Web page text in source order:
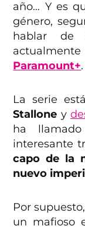
año… Y es
género,
hablar de
Paramount+.
La serie
Stallone y
ha
interesante
capo de la
nuevo
Por
un mafioso